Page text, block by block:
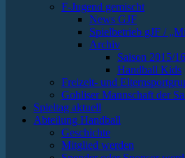
F-Jugend gemischt
News GJF
Spielbetrieb gJF /
Archiv
Saison 2015/
Handball Kids
Freizeit- und
Gohliser Mannschaft der
Spieltag aktuell
Abteilung Handball
Geschichte
Mitglied werden